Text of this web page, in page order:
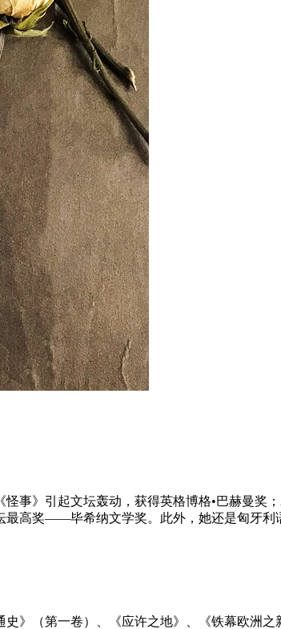
怪事》引起文坛轰动，获得英格博格•巴赫曼奖；
最高奖——毕希纳文学奖。此外，她还是匈牙利
》（第一卷）、《应许之地》、《铁幕欧洲之